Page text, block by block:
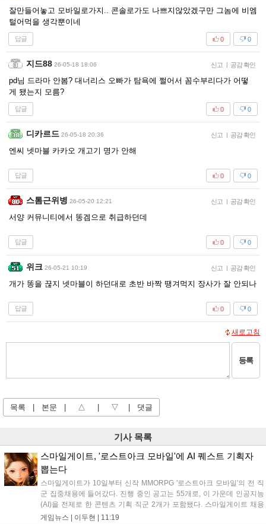
잘만들어놓고 모바일로가지.. 콘솔로가도 나쁘지않았겠구만 그놈에 비엠
털어먹을 생각뿐이네
답글 0
0
지드88 26-05-18 18:06 신고 공감 확인
pd님 드라마 안봄? 대너리스 오빠가 탐욕에 쩔어서 꼼수부리다가 어떻
게 됐는지 모름?
답글 0
0
디카르드 26-05-18 20:36 신고 공감 확인
엔씨 넷마블 카카오 개고기 명가 안해
답글 0
0
스톰근위병 26-05-20 12:21 신고 공감 확인
서양 커뮤니티에서 똥겜으로 취급하던데
답글 0
0
위크 26-05-21 10:19 신고 공감 확인
개가 똥을 끊지 넷마블이 하던대로 초반 바짝 땡겨먹지 장사가 잘 안되나
답글 0
0
새로고침
등록
목록 본문 △ ▽ 댓글
기사 목록
스마일게이트, '로스트아크 모바일'에 AI 퀘스트 기획자
뽑는다
스마일게이트가 10일부터 신작 MMORPG '로스트아크 모바일'의 전 직
군 집중채용에 들어갔다. 진행 중인 공고는 55개로, 이 가운데 인공지능
(AI)을 전제로 한 콘텐츠 기획 직군 2개가 포함됐다. 스마일게이트 채용
사이트에 따르면 이번 채용은 게임기획·게임개발·그래픽·QA·운영서비
게임뉴스 | 이두현 11:19